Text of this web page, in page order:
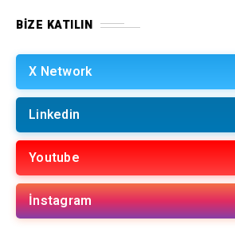
BIZE KATILIN
X Network
Linkedin
Youtube
İnstagram